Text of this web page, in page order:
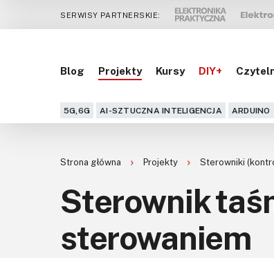
SERWISY PARTNERSKIE:
Blog Projekty Kursy DIY+
5G,6G AI-SZTUCZNA INTELIGENCJA ARDUINO
Strona główna Projekty Sterowniki
Sterownik
sterowaniem